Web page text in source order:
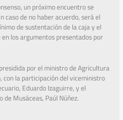
un próximo encuentro se
caso de no haber acuerdo, será el
de sustentación de la caja y el
los argumentos presentados por
por el ministro de Agricultura
con la participación del viceministro
Eduardo Izaguirre, y el
Musáceas, Paúl Núñez.